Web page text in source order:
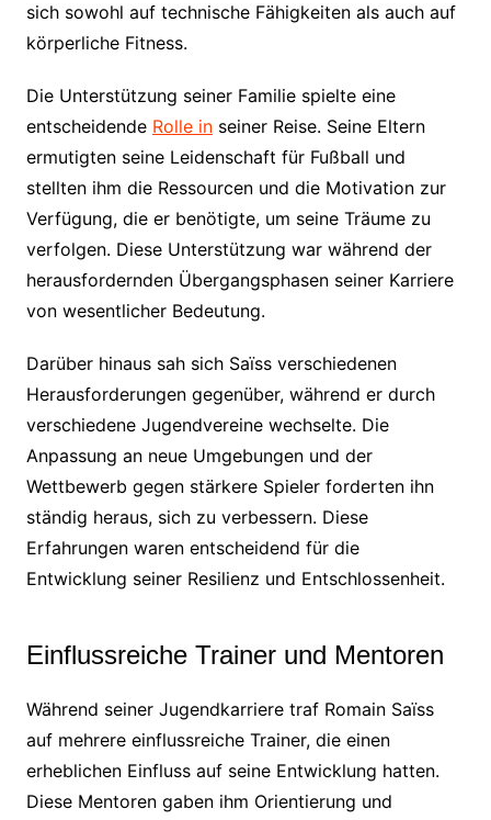
sich sowohl auf technische Fähigkeiten als auch auf
körperliche Fitness.
Die Unterstützung seiner Familie spielte eine
entscheidende Rolle inseiner Reise. Seine Eltern
ermutigten seine Leidenschaft für Fußball und
stellten ihm die Ressourcen und die Motivation zur
Verfügung, die er benötigte, um seine Träume zu
verfolgen. Diese Unterstützung war während der
herausfordernden Übergangsphasen seiner Karriere
von wesentlicher Bedeutung.
Darüber hinaus sah sich Saïss verschiedenen
Herausforderungen gegenüber, während er durch
verschiedene Jugendvereine wechselte. Die
Anpassung an neue Umgebungen und der
Wettbewerb gegen stärkere Spieler forderten ihn
ständig heraus, sich zu verbessern. Diese
Erfahrungen waren entscheidend für die
Entwicklung seiner Resilienz und Entschlossenheit.
Einflussreiche Trainer und Mentoren
Während seiner Jugendkarriere traf Romain Saïss
auf mehrere einflussreiche Trainer, die einen
erheblichen Einfluss auf seine Entwicklung hatten.
Diese Mentoren gaben ihm Orientierung und